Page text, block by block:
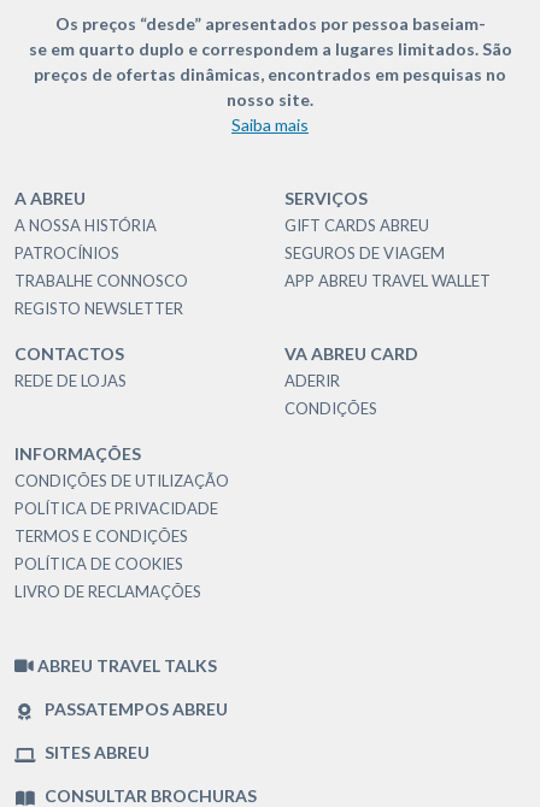
Os preços “desde” apresentados por pessoa baseiam-
se em quarto duplo e correspondem a lugares limitados. São
preços de ofertas dinâmicas, encontrados em pesquisas no
nosso site.
Saiba mais
A ABREU
A NOSSA HISTÓRIA
PATROCÍNIOS
TRABALHE CONNOSCO
REGISTO NEWSLETTER
SERVIÇOS
GIFT CARDS ABREU
SEGUROS DE VIAGEM
APP ABREU TRAVEL WALLET
CONTACTOS
REDE DE LOJAS
VA ABREU CARD
ADERIR
CONDIÇÕES
INFORMAÇÕES
CONDIÇÕES DE UTILIZAÇÃO
POLÍTICA DE PRIVACIDADE
TERMOS E CONDIÇÕES
POLÍTICA DE COOKIES
LIVRO DE RECLAMAÇÕES
ABREU TRAVEL TALKS
PASSATEMPOS ABREU
SITES ABREU
CONSULTAR BROCHURAS